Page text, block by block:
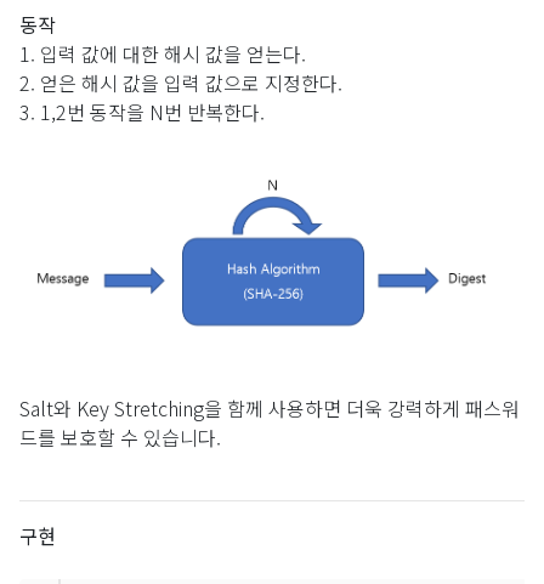
동작
1. 입력 값에 대한 해시 값을 얻는다.
2. 얻은 해시 값을 입력 값으로 지정한다.
3. 1,2번 동작을 N번 반복한다.
Salt와 Key Stretching을 함께 사용하면 더욱 강력하게 패스워
드를 보호할 수 있습니다.
구현